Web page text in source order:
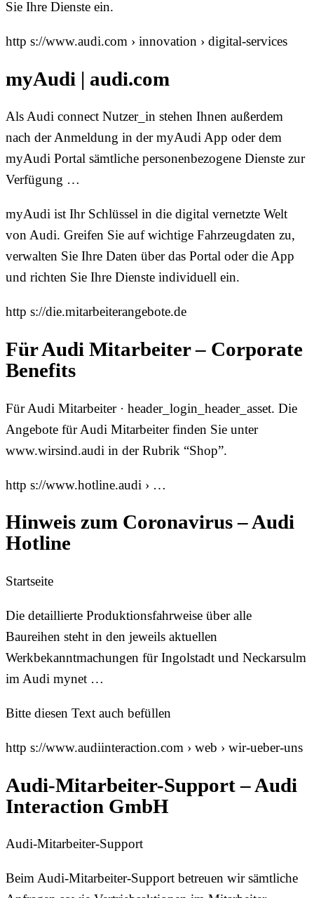
Sie Ihre Dienste ein.
http s://www.audi.com › innovation › digital-services
myAudi | audi.com
Als Audi connect Nutzer_in stehen Ihnen außerdem
nach der Anmeldung in der myAudi App oder dem
myAudi Portal sämtliche personenbezogene Dienste zur
Verfügung …
myAudi ist Ihr Schlüssel in die digital vernetzte Welt
von Audi. Greifen Sie auf wichtige Fahrzeugdaten zu,
verwalten Sie Ihre Daten über das Portal oder die App
und richten Sie Ihre Dienste individuell ein.
http s://die.mitarbeiterangebote.de
Für Audi Mitarbeiter – Corporate
Benefits
Für Audi Mitarbeiter · header_login_header_asset. Die
Angebote für Audi Mitarbeiter finden Sie unter
www.wirsind.audi in der Rubrik “Shop”.
http s://www.hotline.audi › …
Hinweis zum Coronavirus – Audi
Hotline
Startseite
Die detaillierte Produktionsfahrweise über alle
Baureihen steht in den jeweils aktuellen
Werkbekanntmachungen für Ingolstadt und Neckarsulm
im Audi mynet …
Bitte diesen Text auch befüllen
http s://www.audiinteraction.com › web › wir-ueber-uns
Audi-Mitarbeiter-Support – Audi
Interaction GmbH
Audi-Mitarbeiter-Support
Beim Audi-Mitarbeiter-Support betreuen wir sämtliche